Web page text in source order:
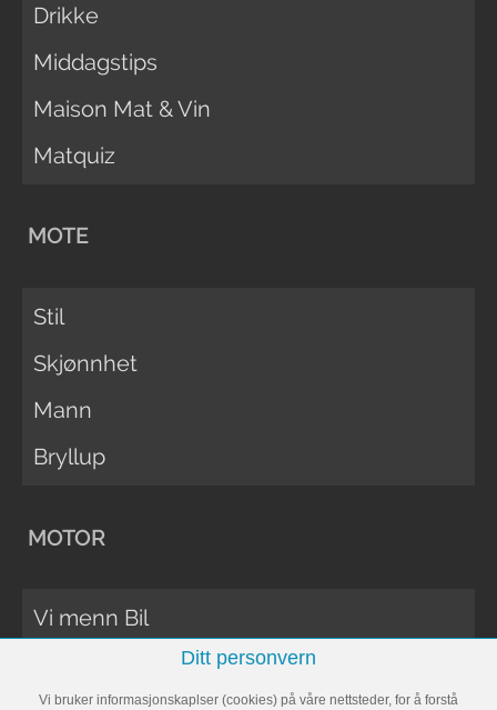
Drikke
Middagstips
Maison Mat & Vin
Matquiz
MOTE
Stil
Skjønnhet
Mann
Bryllup
MOTOR
Vi menn Bil
Ditt personvern
Vi bruker informasjonskaplser (cookies) på våre nettsteder, for å forstå